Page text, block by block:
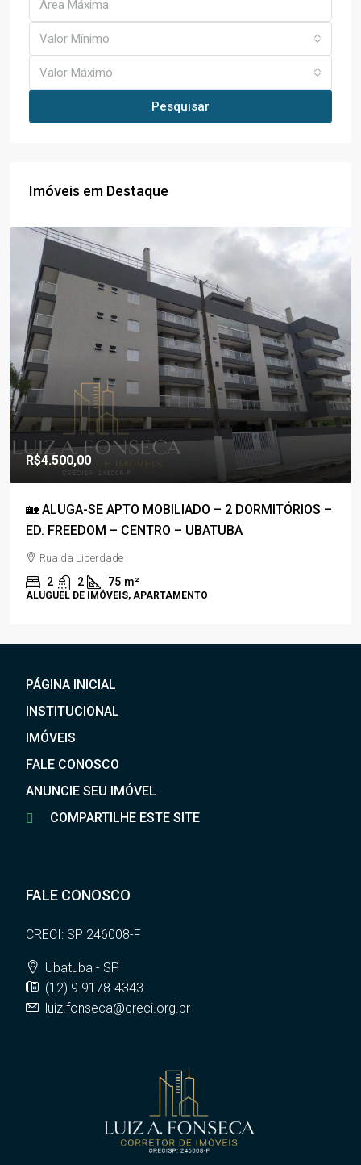
Valor Mínimo
Valor Máximo
Pesquisar
Imóveis em Destaque
R$1.800.000,00
R$1.100,00/Condomínio
🚀COBERTURA DUPLEX À VENDA – PRAIA GRANDE –
50M DA PRAIA – C/ VISTA P/ O MAR🚀
Rua Anhanguera
3 4 170 m²
APARTAMENTO, COBERTURA
PÁGINA INICIAL
INSTITUCIONAL
IMÓVEIS
FALE CONOSCO
ANUNCIE SEU IMÓVEL
COMPARTILHE ESTE SITE
FALE CONOSCO
CRECI: SP 246008-F
Ubatuba - SP
(12) 9.9178-4343
luiz.fonseca@creci.org.br